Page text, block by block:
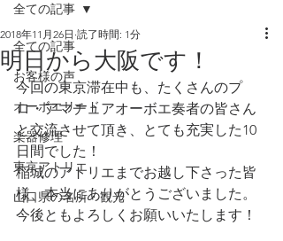
全ての記事
お客様の声
オーボエリード
楽器修理
東京アトリエ
山口県の名所・観光
全ての記事
明日から大阪です！
2018年11月26日 読了時間: 1分
今回の東京滞在中も、たくさんのプ
ロ・アマチュアオーボエ奏者の皆さん
と交流させて頂き、とても充実した10
日間でした！
稲城のアトリエまでお越し下さった皆
様、本当にありがとうございました。
今後ともよろしくお願いいたします！